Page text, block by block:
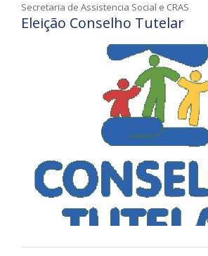
Secretaria de Assistencia Social e CRAS
Eleição Conselho Tutelar